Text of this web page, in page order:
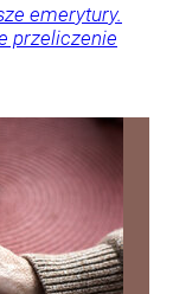
emerytury.
przeliczenie